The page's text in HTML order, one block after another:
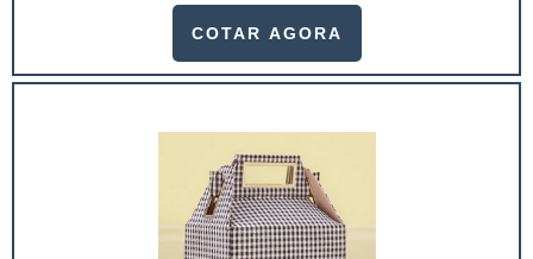
empresas que trabalham com delivery, fazer uso de
produto chegará intacto nas mãos do consumidor e
também pode oferecer uma maior proteção par.
COTAR AGORA